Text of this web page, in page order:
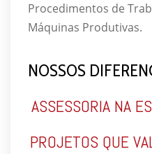
Procedimentos de
Máquinas Produtivas.
NOSSOS
ASSESSORIA NA
PROJETOS QUE